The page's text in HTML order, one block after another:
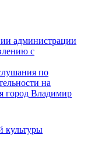
администрации
с
по
на
город Владимир
культуры